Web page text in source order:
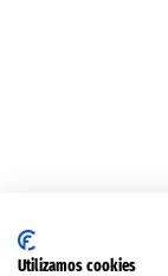
Utilizamos cookies